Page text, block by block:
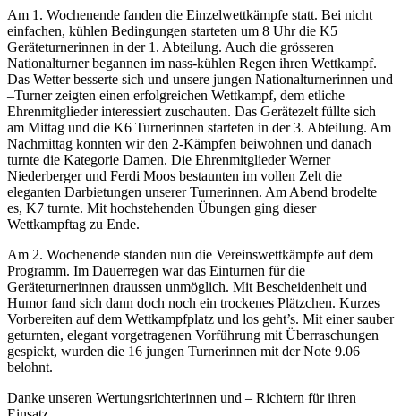
Am 1. Wochenende fanden die Einzelwettkämpfe statt. Bei nicht
einfachen, kühlen Bedingungen starteten um 8 Uhr die K5
Geräteturnerinnen in der 1. Abteilung. Auch die grösseren
Nationalturner begannen im nass-kühlen Regen ihren Wettkampf.
Das Wetter besserte sich und unsere jungen Nationalturnerinnen und
–Turner zeigten einen erfolgreichen Wettkampf, dem etliche
Ehrenmitglieder interessiert zuschauten. Das Gerätezelt füllte sich
am Mittag und die K6 Turnerinnen starteten in der 3. Abteilung. Am
Nachmittag konnten wir den 2-Kämpfen beiwohnen und danach
turnte die Kategorie Damen. Die Ehrenmitglieder Werner
Niederberger und Ferdi Moos bestaunten im vollen Zelt die
eleganten Darbietungen unserer Turnerinnen. Am Abend brodelte
es, K7 turnte. Mit hochstehenden Übungen ging dieser
Wettkampftag zu Ende.
Am 2. Wochenende standen nun die Vereinswettkämpfe auf dem
Programm. Im Dauerregen war das Einturnen für die
Geräteturnerinnen draussen unmöglich. Mit Bescheidenheit und
Humor fand sich dann doch noch ein trockenes Plätzchen. Kurzes
Vorbereiten auf dem Wettkampfplatz und los geht’s. Mit einer sauber
geturnten, elegant vorgetragenen Vorführung mit Überraschungen
gespickt, wurden die 16 jungen Turnerinnen mit der Note 9.06
belohnt.
Danke unseren Wertungsrichterinnen und – Richtern für ihren